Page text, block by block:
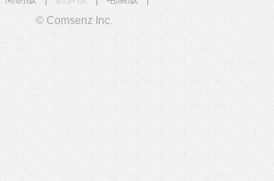
© Comsenz Inc.